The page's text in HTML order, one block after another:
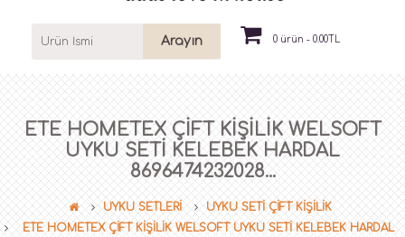
Arayın 0 ürün - 0.00TL
ETE HOMETEX ÇİFT KİŞİLİK WELSOFT
UYKU SETİ KELEBEK HARDAL
8696474232028...
UYKU SETLERİ
UYKU SETİ ÇİFT KİŞİLİK
ETE HOMETEX ÇİFT KİŞİLİK WELSOFT UYKU SETİ KELEBEK HARDAL